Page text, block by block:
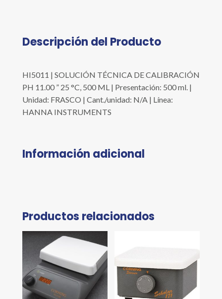
Descripción del Producto
HI5011 | SOLUCIÓN TÉCNICA DE CALIBRACIÓN
PH 11.00 ” 25 °C, 500 ML | Presentación: 500 ml. |
Unidad: FRASCO | Cant./unidad: N/A | Línea:
HANNA INSTRUMENTS
Información adicional
Productos relacionados